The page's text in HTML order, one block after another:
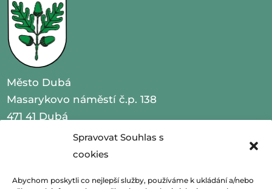
Spravovat Souhlas s
cookies
Abychom poskytli co nejlepší služby, používáme k ukládání a/nebo
Město Dubá
Masarykovo náměstí č.p. 138
471 41 Dubá
IČO 00260479